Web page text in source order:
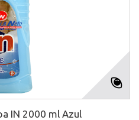
IN 2000 ml Azul